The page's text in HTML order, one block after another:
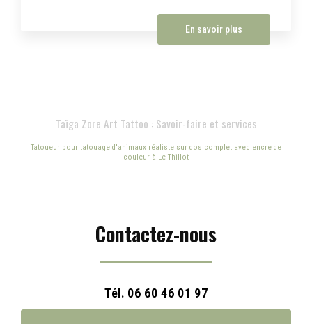
En savoir plus
Taïga Zore Art Tattoo : Savoir-faire et services
Tatoueur pour tatouage d'animaux réaliste sur dos complet avec encre de
couleur à Le Thillot
Contactez-nous
Tél. 06 60 46 01 97